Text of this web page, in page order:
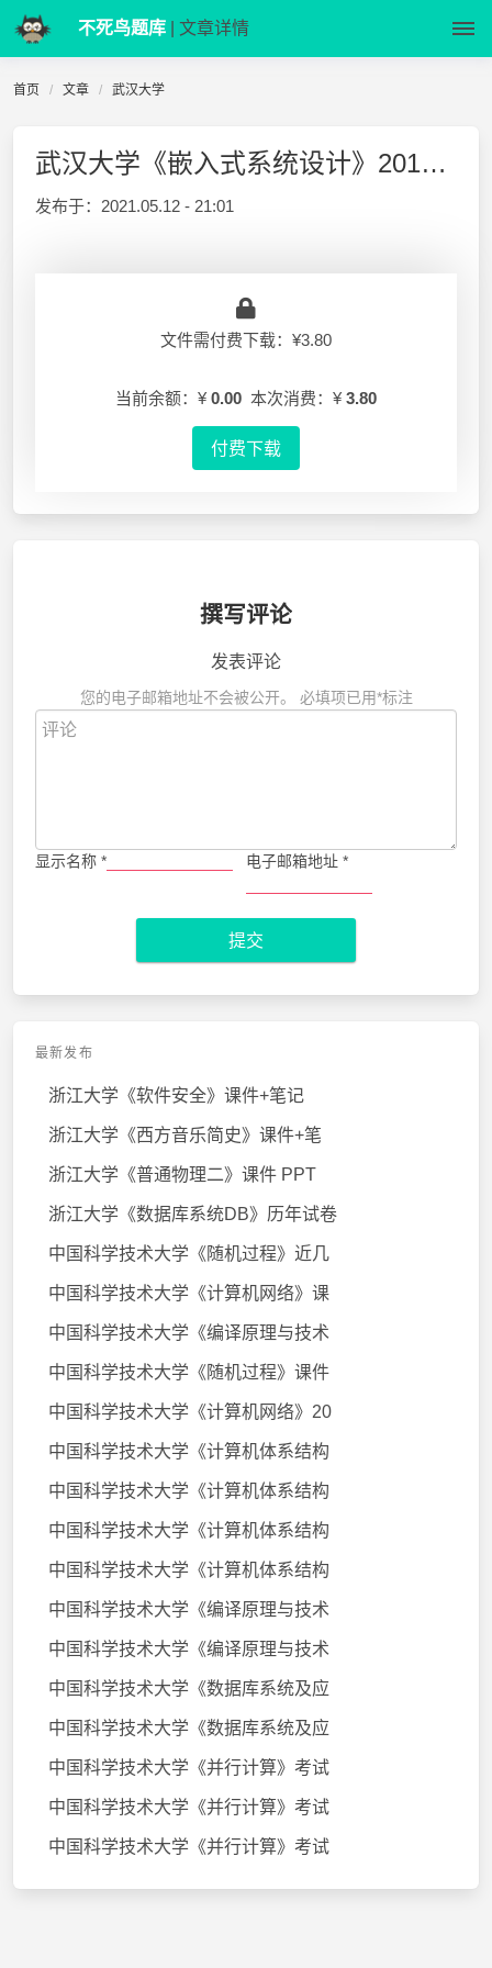
不死鸟题库 | 文章详情
首页 文章 武汉大学
武汉大学《嵌入式系统设计》2019-2020-1 期末试卷(A)
发布于： 2021.05.12 - 21:01
文件需付费下载：¥3.80
当前余额：¥ 0.00 本次消费：¥ 3.80
付费下载
撰写评论
发表评论
您的电子邮箱地址不会被公开。 必填项已用*标注
显示名称 * 电子邮箱地址 *
提交
最新发布
浙江大学《软件安全》课件+笔记
浙江大学《西方音乐简史》课件+笔
浙江大学《普通物理二》课件 PPT
浙江大学《数据库系统DB》历年试卷
中国科学技术大学《随机过程》近几
中国科学技术大学《计算机网络》课
中国科学技术大学《编译原理与技术
中国科学技术大学《随机过程》课件
中国科学技术大学《计算机网络》20
中国科学技术大学《计算机体系结构
中国科学技术大学《计算机体系结构
中国科学技术大学《计算机体系结构
中国科学技术大学《计算机体系结构
中国科学技术大学《编译原理与技术
中国科学技术大学《编译原理与技术
中国科学技术大学《数据库系统及应
中国科学技术大学《数据库系统及应
中国科学技术大学《并行计算》考试
中国科学技术大学《并行计算》考试
中国科学技术大学《并行计算》考试